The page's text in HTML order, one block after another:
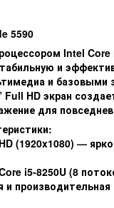
5590
Intel Core
и
и базовыми
Full HD экран
для
(1920x1080) —
i5-8250U (8
и